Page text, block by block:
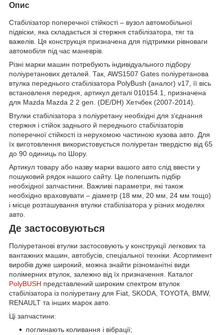
Опис
Стабілізатор поперечної стійкості – вузол автомобільної
підвіски, яка складається зі стержня стабілізатора, тяг та
важелів. Ця конструкція призначена для підтримки рівноваги
автомобіля під час маневрів.
Різні марки машин потребують індивідуального підбору
поліуретанових деталей. Так, AWS1507 Gates поліуретанова
втулка переднього стабілізатора PolyBush (аналог) v17, її вісь
встановленя передня, артикул деталі 010154.1, призначена
для Mazda Mazda 2 2 gen. (DE/DH) Хетчбек (2007-2014).
Втулки стабілізатора з поліуретану необхідні для з’єднання
стержня і стійок заднього й переднього стабілізаторів
поперечної стійкості із нерухомою частиною кузова авто. Для
їх виготовлення використовується поліуретан твердістю від 65
до 90 одиниць по Шору.
Артикул товару або назву марки вашого авто слід ввести у
пошуковий рядок нашого сайту. Це полегшить підбір
необхідної запчастини. Важливі параметри, які також
необхідно враховувати – діаметр (18 мм, 20 мм, 24 мм тощо)
і місце розташування втулки стабілізатора у різних моделях
авто.
Де застосовуються
Поліуретанові втулки застосовують у конструкції легкових та
вантажних машин, автобусів, спеціальної техніки. Асортимент
виробів дуже широкий, можна знайти різноманітні види
полімерних втулок, залежно від їх призначення. Каталог
PolyBUSH представлений широким спектром втулок
стабілізатора із поліуретану для Fiat, SKODA, TOYOTA, BMW,
RENAULT та інших марок авто.
Ці запчастини:
поглинають коливання і вібрації;